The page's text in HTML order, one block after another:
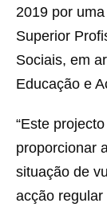
2019 por
Superior
Sociais, em
Educação e
“Este
proporcionar
situação de
acção